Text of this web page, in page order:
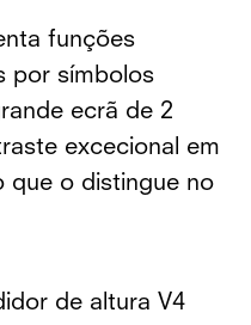
funções
por símbolos
ecrã de 2
excecional em
que o distingue no
de altura V4